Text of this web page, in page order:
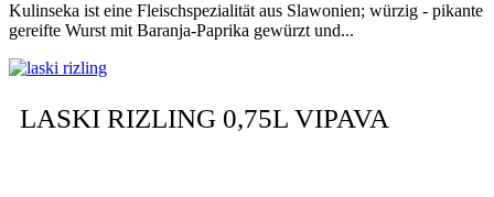
Kulinseka ist eine Fleischspezialität aus Slawonien; würzig - pikante
gereifte Wurst mit Baranja-Paprika gewürzt und...
LASKI RIZLING 0,75L VIPAVA